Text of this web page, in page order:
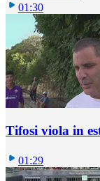
01:30
Tifosi viola in
01:29